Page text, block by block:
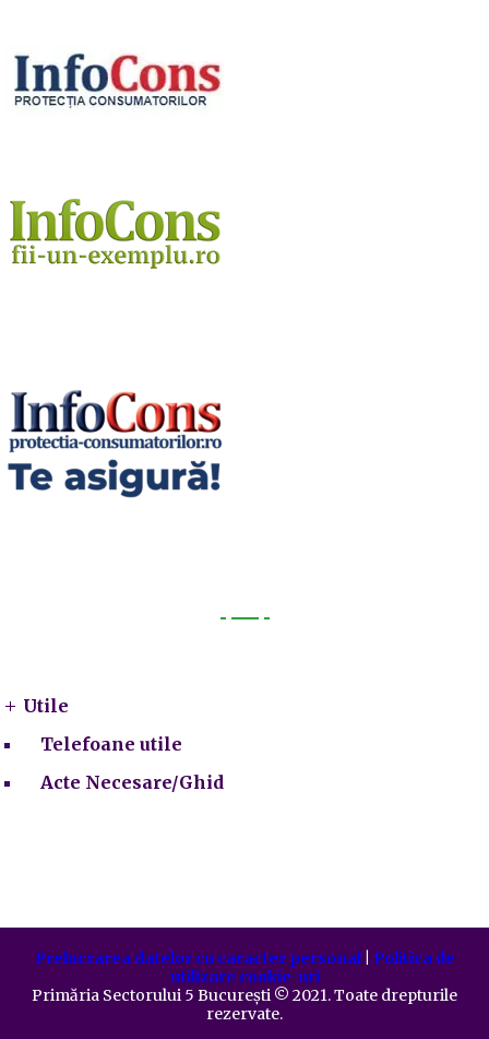
Utile
Telefoane utile
Acte Necesare/Ghid
Prelucrarea datelor cu caracter personal| Politica de
utilizare cookie-uri
Primăria Sectorului 5 București ©️ 2021. Toate drepturile
rezervate.